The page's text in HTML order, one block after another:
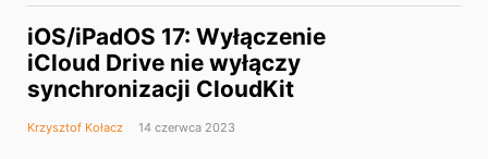
iOS/iPadOS 17: Wyłączenie
iCloud Drive nie wyłączy
synchronizacji CloudKit
Krzysztof Kołacz 14 czerwca 2023